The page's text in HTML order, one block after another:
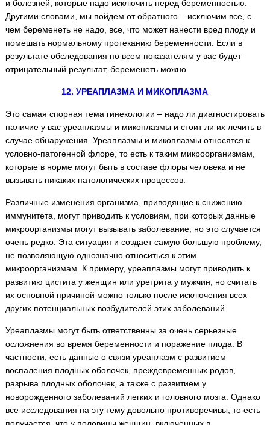
и болезней, которые надо исключить перед беременностью.
Другими словами, мы пойдем от обратного – исключим все, с
чем беременеть не надо, все, что может нанести вред плоду и
помешать нормальному протеканию беременности. Если в
результате обследования по всем показателям у вас будет
отрицательный результат, беременеть можно.
12. УРЕАПЛАЗМА И МИКОПЛАЗМА
Это самая спорная тема гинекологии – надо ли диагностировать
наличие у вас уреаплазмы и микоплазмы и стоит ли их лечить в
случае обнаружения. Уреаплазмы и микоплазмы относятся к
условно-патогенной флоре, то есть к таким микроорганизмам,
которые в норме могут быть в составе флоры человека и не
вызывать никаких патологических процессов.
Различные изменения организма, приводящие к снижению
иммунитета, могут приводить к условиям, при которых данные
микроорганизмы могут вызывать заболевание, но это случается
очень редко. Эта ситуация и создает самую большую проблему,
не позволяющую однозначно относиться к этим
микроорганизмам. К примеру, уреаплазмы могут приводить к
развитию цистита у женщин или уретрита у мужчин, но считать
их основной причиной можно только после исключения всех
других потенциальных возбудителей этих заболеваний.
Уреаплазмы могут быть ответственны за очень серьезные
осложнения во время беременности и поражение плода. В
частности, есть данные о связи уреаплазм с развитием
воспаления плодных оболочек, преждевременных родов,
разрыва плодных оболочек, а также с развитием у
новорожденного заболеваний легких и головного мозга. Однако
все исследования на эту тему довольно противоречивы, то есть
получается, что у половины женщин, включенных в